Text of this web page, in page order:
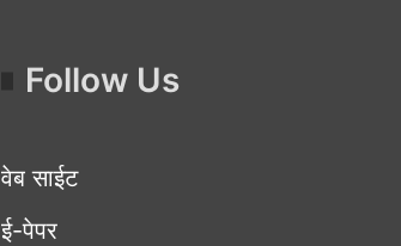
Follow Us
वेब साईट
ई-पेपर